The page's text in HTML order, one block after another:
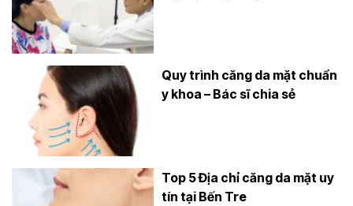
Quy trình căng da mặt chuẩn
y khoa – Bác sĩ chia sẻ
Top 5 Địa chỉ căng da mặt uy
tín tại Bến Tre